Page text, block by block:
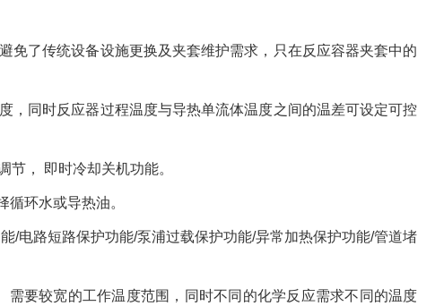
免了传统设备设施更换及夹套维护需求，只在反应容器夹套中的
，同时反应器过程温度与导热单流体温度之间的温差可设定可控
， 即时冷却关机功能。
环水或导热油。
/电路短路保护功能/泵浦过载保护功能/异常加热保护功能/管道堵
要较宽的工作温度范围，同时不同的化学反应需求不同的温度